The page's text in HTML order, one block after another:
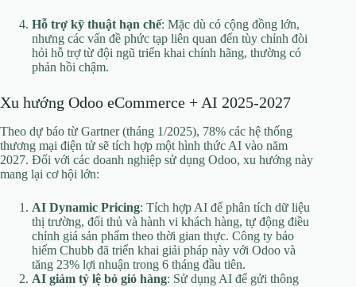
Hỗ trợ kỹ thuật hạn chế: Mặc dù có cộng đồng lớn,
nhưng các vấn đề phức tạp liên quan đến tùy chỉnh đòi
hỏi hỗ trợ từ đội ngũ triển khai chính hãng, thường có
phản hồi chậm.
Xu hướng Odoo eCommerce + AI 2025-2027
Theo dự báo từ Gartner (tháng 1/2025), 78% các hệ thống
thương mại điện tử sẽ tích hợp một hình thức AI vào năm
2027. Đối với các doanh nghiệp sử dụng Odoo, xu hướng này
mang lại cơ hội lớn:
AI Dynamic Pricing: Tích hợp AI để phân tích dữ liệu
thị trường, đối thủ và hành vi khách hàng, tự động điều
chỉnh giá sản phẩm theo thời gian thực. Công ty bảo
hiểm Chubb đã triển khai giải pháp này với Odoo và
tăng 23% lợi nhuận trong 6 tháng đầu tiên.
AI giảm tỷ lệ bỏ giỏ hàng: Sử dụng AI để gửi thông